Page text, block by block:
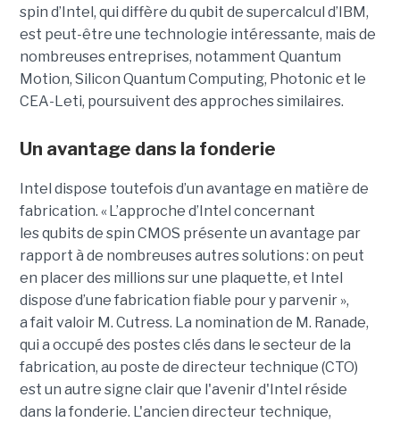
spin d’Intel, qui diffère du qubit de supercalcul d’IBM,
est peut-être une technologie intéressante, mais de
nombreuses entreprises, notamment Quantum
Motion, Silicon Quantum Computing, Photonic et le
CEA-Leti, poursuivent des approches similaires.
Un avantage dans la fonderie
Intel dispose toutefois d’un avantage en matière de
fabrication. « L’approche d’Intel concernant
les qubits de spin CMOS présente un avantage par
rapport à de nombreuses autres solutions : on peut
en placer des millions sur une plaquette, et Intel
dispose d’une fabrication fiable pour y parvenir »,
a fait valoir M. Cutress. La nomination de M. Ranade,
qui a occupé des postes clés dans le secteur de la
fabrication, au poste de directeur technique (CTO)
est un autre signe clair que l'avenir d'Intel réside
dans la fonderie. L'ancien directeur technique,